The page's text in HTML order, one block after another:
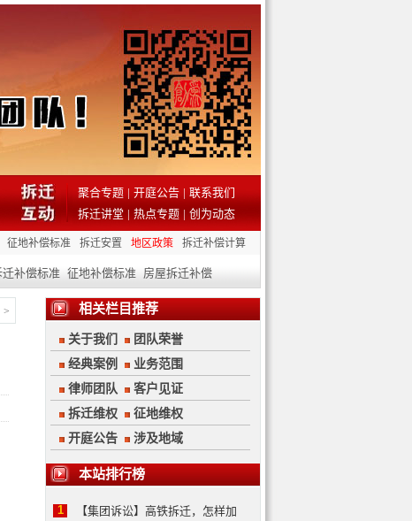
聚合专题 | 开庭公告 | 联系我们
拆迁讲堂 | 热点专题 | 创为动态
征地补偿标准 拆迁安置 地区政策 拆迁补偿计算
迁补偿标准 征地补偿标准 房屋拆迁补偿
> 相关栏目推荐
关于我们
团队荣誉
经典案例
业务范围
律师团队
客户见证
拆迁维权
征地维权
开庭公告
涉及地域
本站排行榜
1
【集团诉讼】高铁拆迁，怎样加